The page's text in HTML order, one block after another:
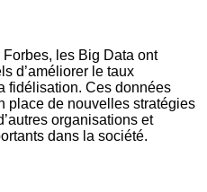
les Big Data ont
d’améliorer le taux
fidélisation. Ces données
place de nouvelles stratégies
organisations et
dans la société.